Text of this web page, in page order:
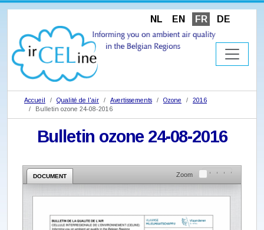
NL EN FR DE
Accueil Qualité de l'air Avertissements Ozone
2016
Bulletin ozone 24-08-2016
Bulletin ozone 24-08-2016
DOCUMENT Zoom